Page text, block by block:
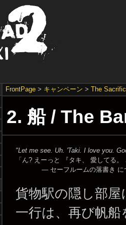
FrontPage > キャンペーン >The
2. 船 / The
"Let me see. Uh. 'Taki. I love you.
「ん? えーっと 『タキ、 愛してる
— セーフルームの落書き に
貨物駅の隠し部屋
一行は、再び帆